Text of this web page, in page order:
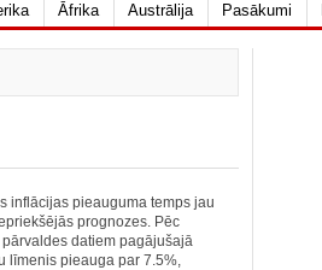
Āfrika Austrālija Pasākumi
inflācijas pieauguma temps jau
prognozes. Pēc
datiem pagājušajā
līmenis pieauga par 7.5%,